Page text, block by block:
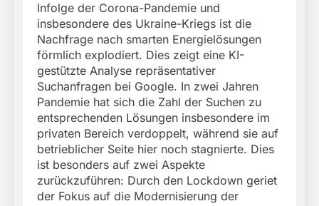
Infolge der Corona-Pandemie und
insbesondere des Ukraine-Kriegs ist die
Nachfrage nach smarten Energielösungen
förmlich explodiert. Dies zeigt eine KI-
gestützte Analyse repräsentativer
Suchanfragen bei Google. In zwei Jahren
Pandemie hat sich die Zahl der Suchen zu
entsprechenden Lösungen insbesondere im
privaten Bereich verdoppelt, während sie auf
betrieblicher Seite hier noch stagnierte. Dies
ist besonders auf zwei Aspekte
zurückzuführen: Durch den Lockdown geriet
der Fokus auf die Modernisierung der